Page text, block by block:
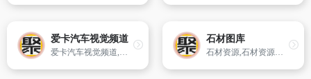
爱卡汽车视觉频道
爱卡汽车视觉频道,汇集国内新车,国际新车,车模,车型图片,车友生活、论坛贴图等各频道精彩图片,每天实时更新。
石材图库
石材资源,石材资源库,石材图,石材图片,石材图库,石材图典,石材图库